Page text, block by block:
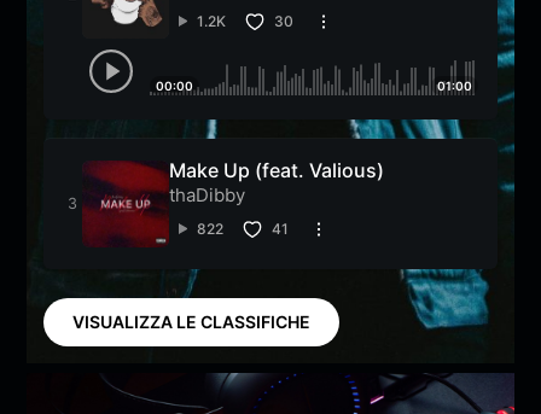
1.2K 30
00:00 01:00
Make Up (feat. Valious)
thaDibby
822 41
VISUALIZZA LE CLASSIFICHE